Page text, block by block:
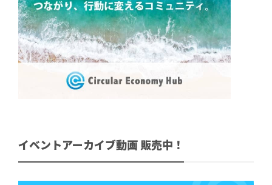
イベントアーカイブ動画 販売中！